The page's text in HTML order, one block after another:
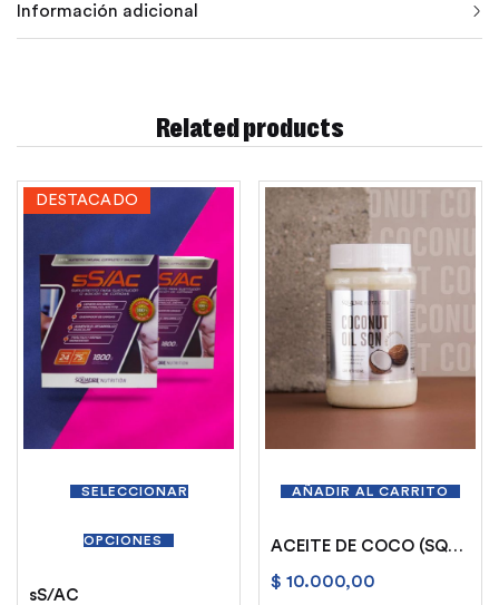
Información adicional
Related products
SELECCIONAR
OPCIONES
DESTACADO
sS/AC
AÑADIR AL CARRITO
ACEITE DE COCO (SQN 500 grs.)
$ 10.000,00